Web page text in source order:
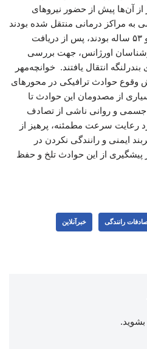
برجای گذاشت که ۳ نفر از آن‌ها پیش از حضور نیروهای
مراکز درمانی منتقل شده بودند
و ۲ مصدوم دیگر که آقایانی ۳۴ و ۵۳ ساله بودند، پس از دریافت
اورژانس، جهت بررسی
انتقال یافتند. ‌ خوانچه‌مهر
وقوع حوادث ترافیکی در محورهای
از مصدومان این حوادث تا
جسمی و روانی ناشی از تصادف
رعایت سرعت مطمئنه، پرهیز از
ایمنی و رانندگی نکردن در
از این حوادث تلخ و حفظ
رانندگی خبرآنلاین
بشوید.